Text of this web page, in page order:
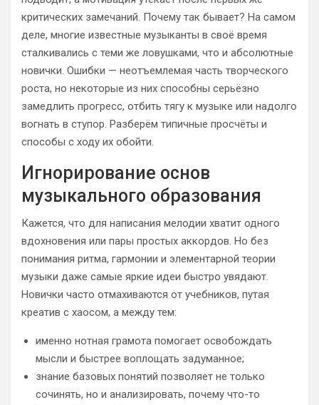
критических замечаний. Почему так бывает? На самом
деле, многие известные музыканты в своё время
сталкивались с теми же ловушками, что и абсолютные
новички. Ошибки — неотъемлемая часть творческого
роста, но некоторые из них способны серьёзно
замедлить прогресс, отбить тягу к музыке или надолго
вогнать в ступор. Разберём типичные просчёты и
способы с ходу их обойти.
Игнорирование основ
музыкального образования
Кажется, что для написания мелодии хватит одного
вдохновения или пары простых аккордов. Но без
понимания ритма, гармонии и элементарной теории
музыки даже самые яркие идеи быстро увядают.
Новички часто отмахиваются от учебников, путая
креатив с хаосом, а между тем:
именно нотная грамота помогает освобождать
мысли и быстрее воплощать задуманное;
знание базовых понятий позволяет не только
сочинять, но и анализировать, почему что-то